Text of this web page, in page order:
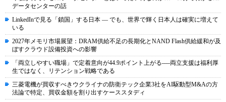
データセンターの話
LinkedInで見る「鎖国」する日本 ― でも、世界で輝く日本人は確実に増えて
いる
2027年メモリ市場展望：DRAM供給不足の長期化とNAND Flash供給緩和が及
ぼすクラウド設備投資への影響
「両立しやすい職場」で定着意向が44.9ポイント上がる----両立支援は福利厚
生ではなく、リテンション戦略である
三菱電機が買収すべきウクライナの防衛テック企業3社をAI駆動型M&Aの方
法論で特定、買収金額を割り出すケーススタディ